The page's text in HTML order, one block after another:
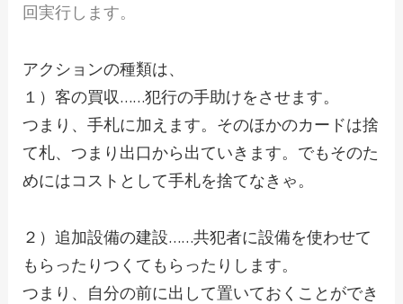
回実行します。
アクションの種類は、
１）客の買収……犯行の手助けをさせます。
つまり、手札に加えます。そのほかのカードは捨
て札、つまり出口から出ていきます。でもそのた
めにはコストとして手札を捨てなきゃ。
２）追加設備の建設……共犯者に設備を使わせて
もらったりつくてもらったりします。
つまり、自分の前に出して置いておくことができ